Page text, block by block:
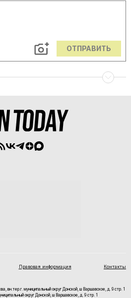
ОТПРАВИТЬ
Правовая информация Контакты
вн.тер.г. муниципальный округ Донской, ш Варшавское, д. 9 стр. 1
округ Донской, ш Варшавское, д. 9 стр. 1